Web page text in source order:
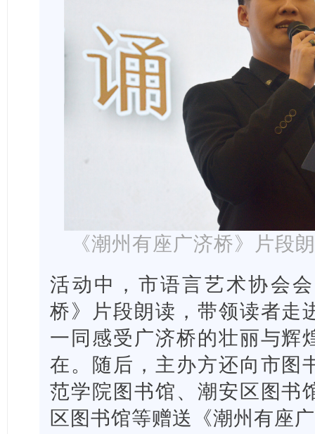
《潮州有座广济桥》片段
活动中，市语言艺术协会
桥》片段朗读，带领读者走
一同感受广济桥的壮丽与辉
在。随后，主办方还向市图
范学院图书馆、潮安区图书
区图书馆等赠送《潮州有座